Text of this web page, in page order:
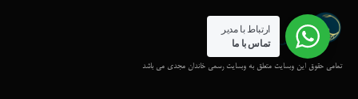
تمامی حقوق این وبسایت متعلق به وبسایت رسمی خاندان مجدی می باشد
ارتباط با مدیر
تماس با ما